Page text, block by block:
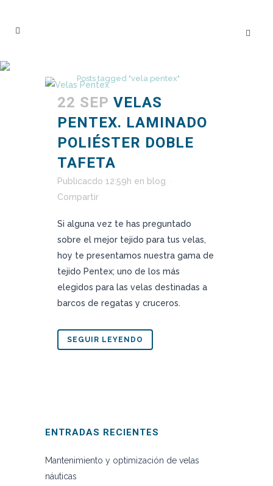
Home Posts tagged "vela pentex"
22 SEP VELAS
PENTEX. LAMINADO
POLIÉSTER DOBLE
TAFETA
Publicacdo 12:59h en blog
Compartir
Si alguna vez te has preguntado
sobre el mejor tejido para tus velas,
hoy te presentamos nuestra gama de
tejido Pentex; uno de los más
elegidos para las velas destinadas a
barcos de regatas y cruceros.
SEGUIR LEYENDO
ENTRADAS RECIENTES
Mantenimiento y optimización de velas
náuticas